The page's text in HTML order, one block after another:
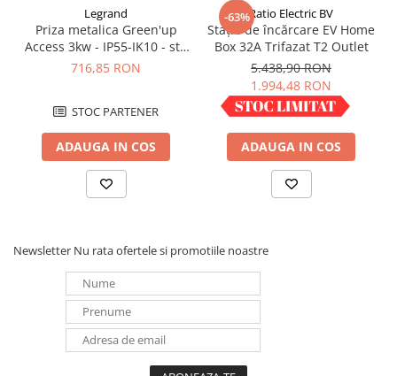
Pachete acumulatori VRLA
Sisteme de management (BMS)
Redresoare, incarcatoare si testere
stationare
Surse UPS
UPS pentru centrale termice si
sisteme de urgenta - acumulator
Stabilizatoare Tensiune
PDUs unitati de distributie a
energiei electrice
Cabinete baterii
Legrand
Priza metalica Green'up
Access 3kw - IP55-IK10 - std
German cu capac blocat
716,85 RON
STOC PARTENER
ADAUGA IN COS
-63%Ratio Electric BV
Stație de încărcare EV Home
Box 32A Trifazat T2 Outlet
5.438,90 RON
1.994,48 RON
IN STOC
ADAUGA IN COS
Newsletter Nu rata ofertele si promotiile noastre